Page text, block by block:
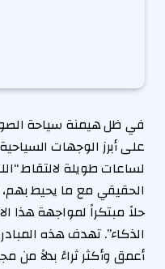
في ظل هيمنة سياحة
على أبرز الوجهات
لساعات طويلة لالتقاط
الحقيقي مع ما يحيط
حلاً مبتكراً لمواجهة هذا
الذكاء”. تهدف هذه
أعمق وأكثر ثراءً بدلاً من